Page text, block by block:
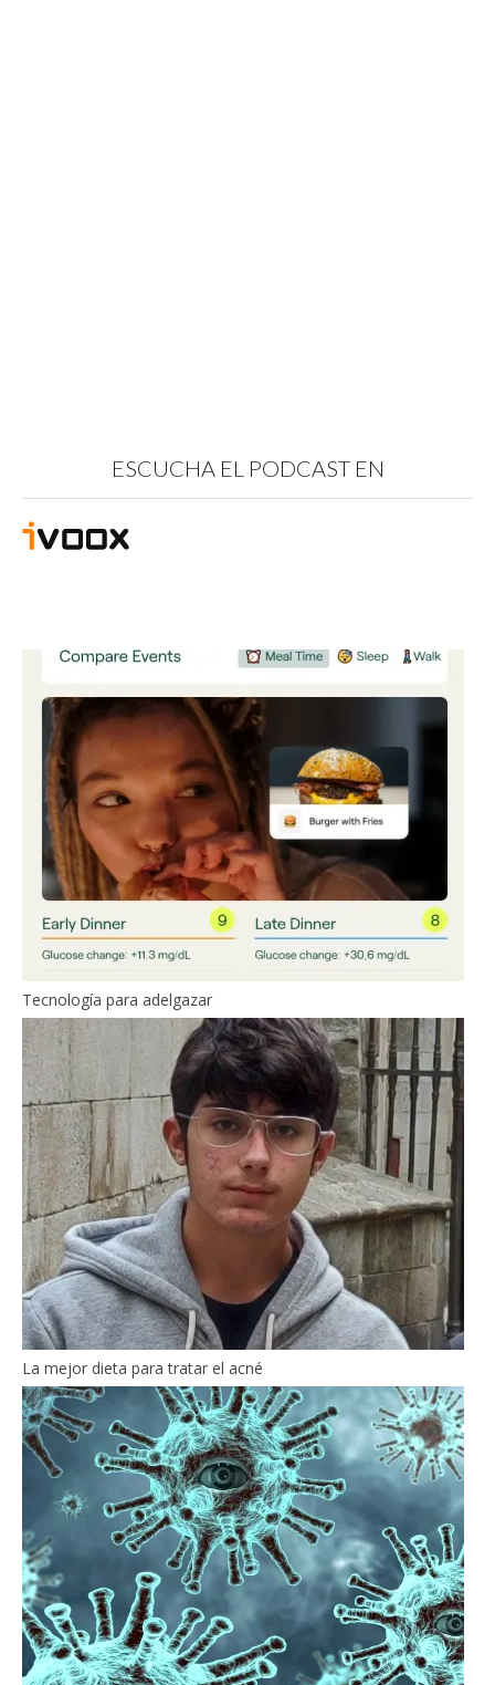
ESCUCHA EL PODCAST EN
Tecnología para adelgazar
La mejor dieta para tratar el acné